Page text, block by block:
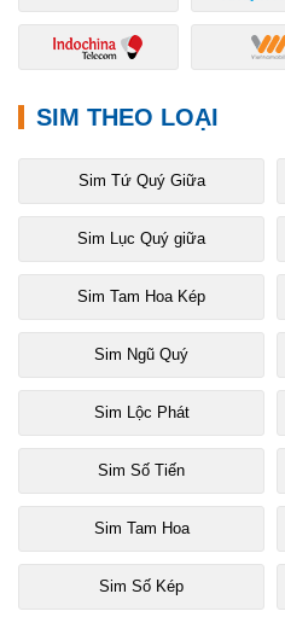
SIM THEO LOẠI
Sim Tứ Quý Giữa
Sim Lục Quý giữa
Sim Tam Hoa Kép
Sim Ngũ Quý
Sim Lộc Phát
Sim Số Tiến
Sim Tam Hoa
Sim Số Kép